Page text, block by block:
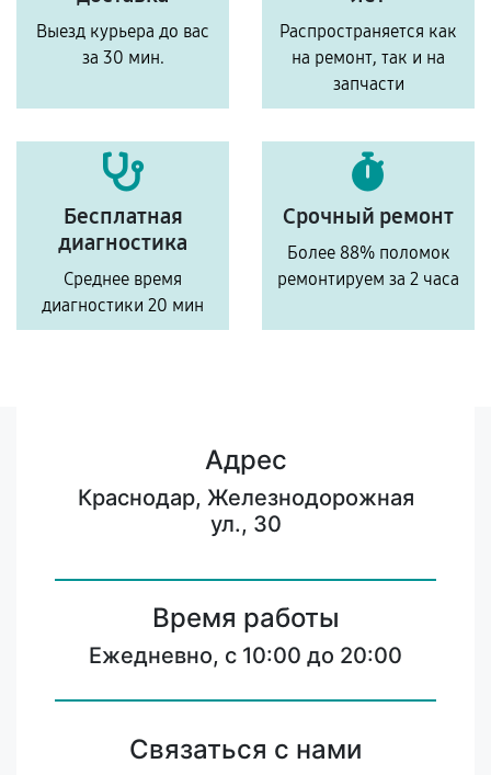
Выезд курьера до вас
за 30 мин.
Распространяется как
на ремонт, так и на
запчасти
Бесплатная
диагностика
Среднее время
диагностики 20 мин
Срочный ремонт
Более 88% поломок
ремонтируем за 2 часа
Адрес
Краснодар, Железнодорожная
ул., 30
Время работы
Ежедневно, с 10:00 до 20:00
Связаться с нами